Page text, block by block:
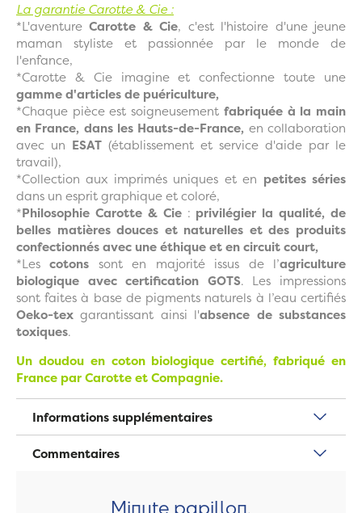
La garantie Carotte & Cie :
*L'aventureCarotte & Cie, c'est l'histoire d'une jeune
maman styliste et passionnée par le monde de
l'enfance,
*Carotte & Cie imagine et confectionne toute une
gamme d'articles de puériculture,
*Chaque pièce est soigneusement fabriquée à la main
en France, dans les Hauts-de-France, en collaboration
avec un ESAT (établissement et service d'aide par le
travail),
*Collection aux imprimés uniques et en petites séries
dans un esprit graphique et coloré,
*Philosophie Carotte & Cie: privilégier la qualité, de
belles matières douces et naturelles et des produits
confectionnés avec une éthique et en circuit court,
*Lescotons sont en majorité issus de l’agriculture
biologique avec certification GOTS. Les impressions
sont faites à base de pigments naturels à l’eau certifiés
Oeko-tex garantissant ainsi l'absence de substances
toxiques.
Un doudou en coton biologique certifié, fabriqué en
France par Carotte et Compagnie.
Informations supplémentaires
Commentaires
Minute papillon,